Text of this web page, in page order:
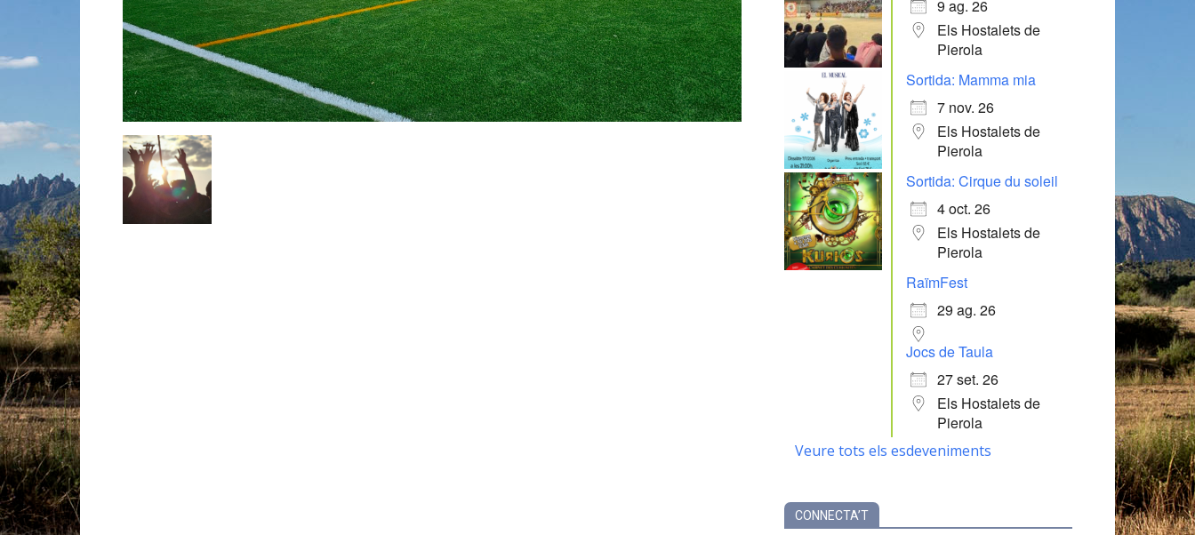
9 ag. 26
Els Hostalets de
Pierola
Sortida: Mamma mia
7 nov. 26
Els Hostalets de
Pierola
Sortida: Cirque du soleil
4 oct. 26
Els Hostalets de
Pierola
RaïmFest
29 ag. 26
Jocs de Taula
27 set. 26
Els Hostalets de
Pierola
Veure tots els esdeveniments
CONNECTA’T